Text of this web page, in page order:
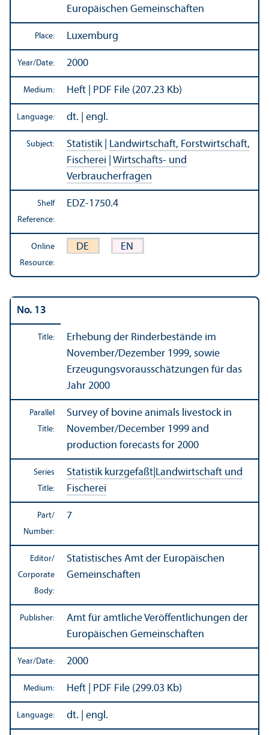
Europäischen Gemeinschaften
Place: Luxemburg
Year/Date: 2000
Medium: Heft | PDF File (207.23 Kb)
Language: dt. | engl.
Subject: Statistik| Landwirtschaft, Forstwirtschaft,
Fischerei
Wirtschafts- und
Verbraucherfragen
Shelf
Reference:
EDZ-1750.4
Online
Resource:
DE EN
No. 13
Title:
Erhebung der Rinderbestände im
November/Dezember 1999, sowie
Erzeugungsvorausschätzungen für das
Jahr 2000
Parallel
Title:
Survey of bovine animals livestock in
November/December 1999 and
production forecasts for 2000
Series
Title:
Statistik kurzgefaßt Landwirtschaft und
Fischerei
Part/
Number:
7
Editor/
Corporate
Body:
Statistisches Amt der Europäischen
Gemeinschaften
Publisher:
Amt für amtliche Veröffentlichungen der
Europäischen Gemeinschaften
Year/Date: 2000
Medium: Heft | PDF File (299.03 Kb)
Language: dt. | engl.